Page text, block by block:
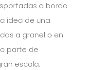
a bordo
idea de una
a granel o en
parte de
escala.